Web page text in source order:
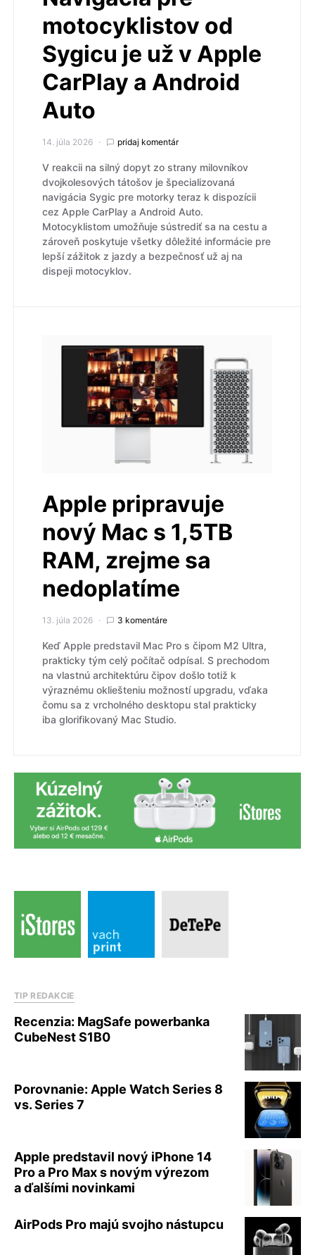
motocyklistov od
Sygicu je už v Apple
CarPlay a Android
Auto
14. júla 2026 pridaj komentár
V reakcii na silný dopyt zo strany milovníkov
dvojkolesových tátošov je špecializovaná
navigácia Sygic pre motorky teraz k dispozícii
cez Apple CarPlay a Android Auto.
Motocyklistom umožňuje sústrediť sa na cestu a
zároveň poskytuje všetky dôležité informácie pre
lepší zážitok z jazdy a bezpečnosť už aj na
dispeji motocyklov.
Apple pripravuje
nový Mac s 1,5TB
RAM, zrejme sa
nedoplatíme
13. júla 2026 3 komentáre
Keď Apple predstavil Mac Pro s čipom M2 Ultra,
prakticky tým celý počítač odpísal. S prechodom
na vlastnú architektúru čipov došlo totiž k
výraznému okliešteniu možností upgradu, vďaka
čomu sa z vrcholného desktopu stal prakticky
iba glorifikovaný Mac Studio.
TIP REDAKCIE
Recenzia: MagSafe powerbanka
CubeNest S1B0
Porovnanie: Apple Watch Series 8
vs. Series 7
Apple predstavil nový iPhone 14
Pro a Pro Max s novým výrezom
a ďalšími novinkami
AirPods Pro majú svojho nástupcu